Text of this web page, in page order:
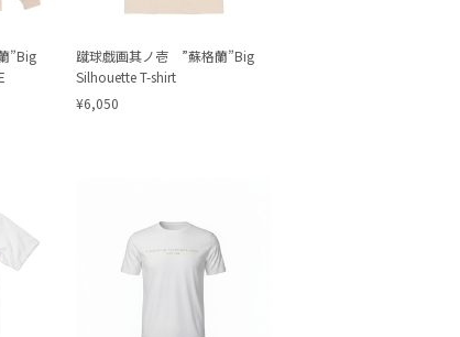
”Big
蹴球戯画其ノ壱 ”蘇格蘭”Big
Silhouette T-shirt
¥6,050